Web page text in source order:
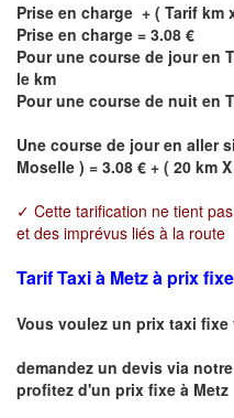
Prise en charge + ( Tarif km
Prise en charge = 3.08 €
Pour une course de jour en
le km
Pour une course de nuit en
Une course de jour en aller
Moselle ) = 3.08 € + ( 20 km
✓ Cette tarification ne tient
et des imprévus liés à la route
Tarif Taxi à Metz à prix fixe
Vous voulez un prix taxi fixe
demandez un devis via
profitez d'un prix fixe à Metz